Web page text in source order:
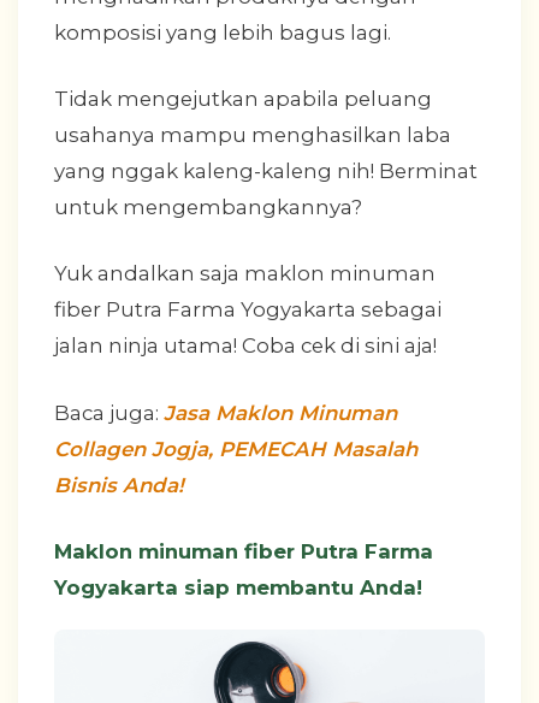
komposisi yang lebih bagus lagi.
Tidak mengejutkan apabila peluang
usahanya mampu menghasilkan laba
yang nggak kaleng-kaleng nih! Berminat
untuk mengembangkannya?
Yuk andalkan saja maklon minuman
fiber Putra Farma Yogyakarta sebagai
jalan ninja utama! Coba cek di sini aja!
Baca juga: Jasa Maklon Minuman
Collagen Jogja, PEMECAH Masalah
Bisnis Anda!
Maklon minuman fiber Putra Farma
Yogyakarta siap membantu Anda!